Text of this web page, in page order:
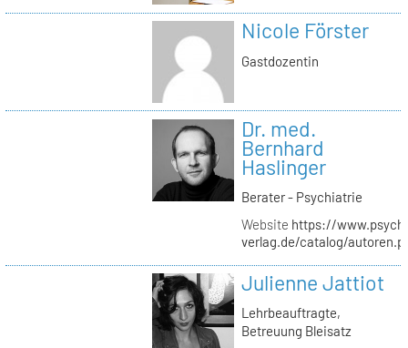
Nicole Förster
Gastdozentin
Dr. med.
Bernhard
Haslinger
Berater - Psychiatrie
Website https://
verlag.de/catalog/
Julienne Jattiot
Lehrbeauftragte,
Betreuung Bleisatz